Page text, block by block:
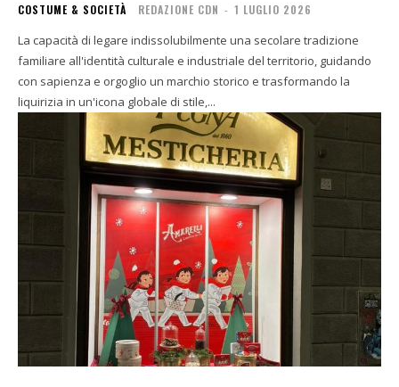
COSTUME & SOCIETÀ REDAZIONE CDN - 1 LUGLIO 2026
La capacità di legare indissolubilmente una secolare tradizione
familiare all'identità culturale e industriale del territorio, guidando
con sapienza e orgoglio un marchio storico e trasformando la
liquirizia in un'icona globale di stile,...